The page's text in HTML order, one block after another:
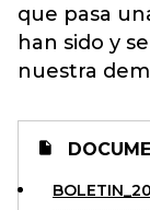
que pasa
han sido y
nuestra